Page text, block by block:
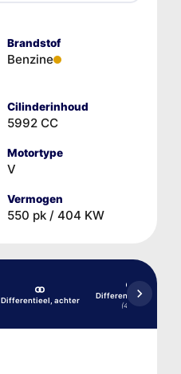
Brandstof
Benzine
Cilinderinhoud
5992 CC
Motortype
V
Vermogen
550 pk / 404 KW
Differentieel, achter
Differentieel, voor
(4x4)